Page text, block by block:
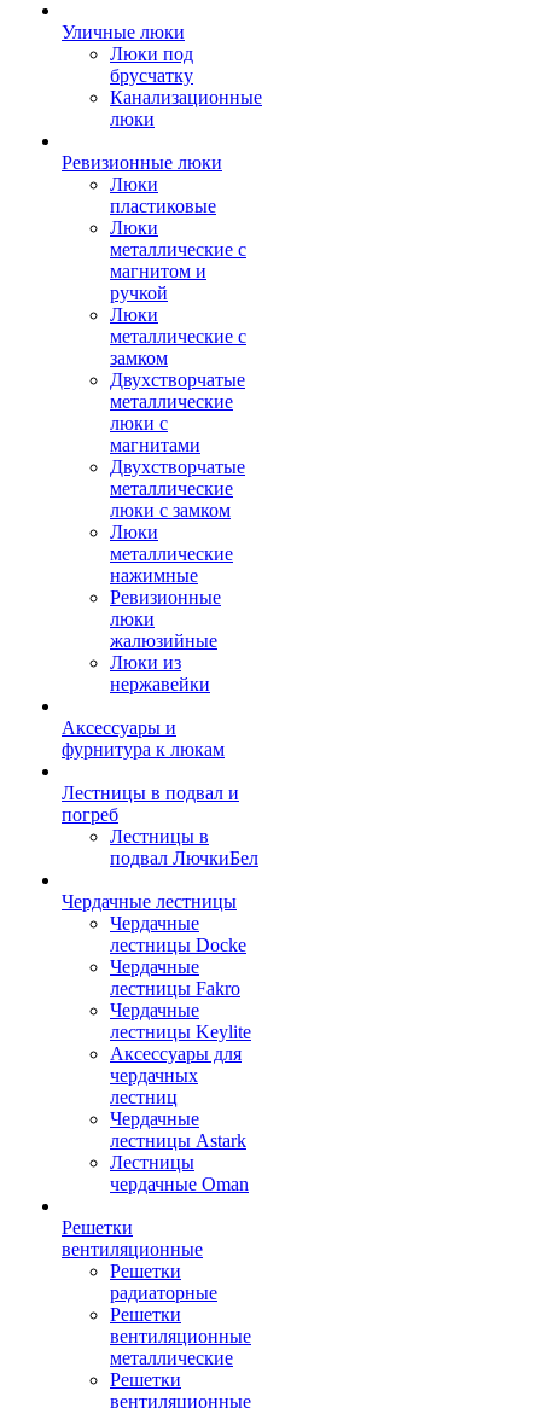
Уличные люки
Люки под
брусчатку
Канализационные
люки
Ревизионные люки
Люки
пластиковые
Люки
металлические с
магнитом и
ручкой
Люки
металлические с
замком
Двухстворчатые
металлические
люки с
магнитами
Двухстворчатые
металлические
люки с замком
Люки
металлические
нажимные
Ревизионные
люки
жалюзийные
Люки из
нержавейки
Аксессуары и
фурнитура к люкам
Лестницы в подвал и
погреб
Лестницы в
подвал ЛючкиБел
Чердачные лестницы
Чердачные
лестницы Docke
Чердачные
лестницы Fakro
Чердачные
лестницы Keylite
Аксессуары для
чердачных
лестниц
Чердачные
лестницы Astark
Лестницы
чердачные Oman
Решетки
вентиляционные
Решетки
радиаторные
Решетки
вентиляционные
металлические
Решетки
вентиляционные